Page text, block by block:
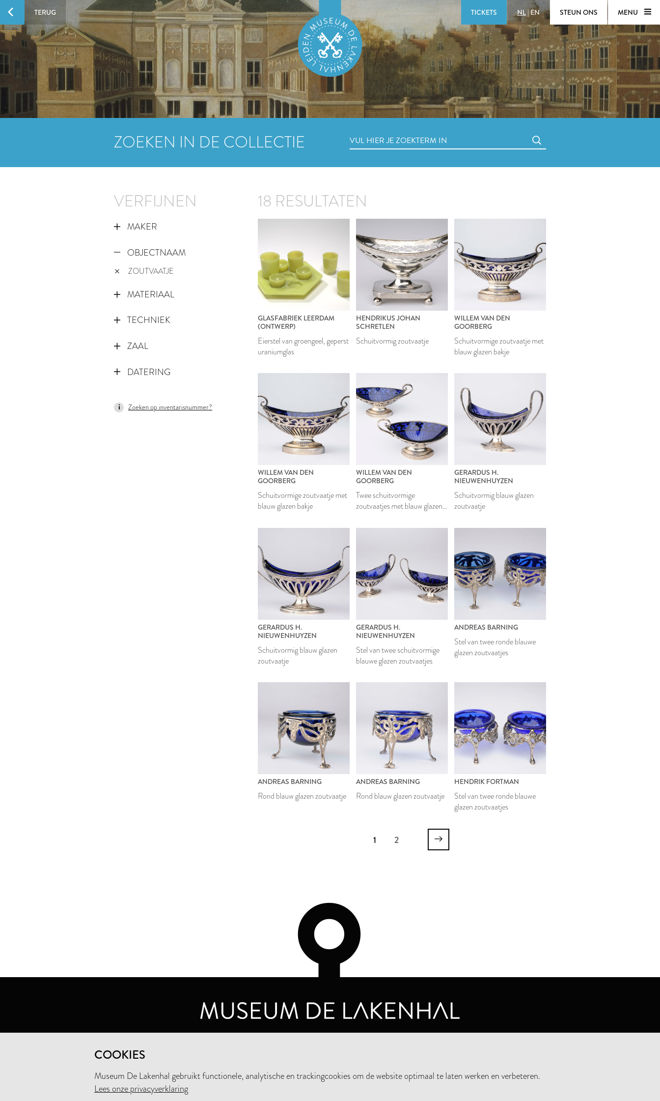
TERUG TICKETS NL| EN STEUN ONS MENU
ZOEKEN IN DE COLLECTIE
VERFIJNEN
MAKER
OBJECTNAAM
ZOUTVAATJE
MATERIAAL
TECHNIEK
ZAAL
DATERING
Zoeken op inventarisnummer?
18 RESULTATEN
GLASFABRIEK LEERDAM
(ONTWERP)
Eierstel van groengeel, geperst
uraniumglas
HENDRIKUS JOHAN
SCHRETLEN
Schuitvormig zoutvaatje
WILLEM VAN DEN
GOORBERG
Schuitvormige zoutvaatje met
blauw glazen bakje
WILLEM VAN DEN
GOORBERG
Schuitvormige zoutvaatje met
blauw glazen bakje
WILLEM VAN DEN
GOORBERG
Twee schuitvormige
zoutvaatjes met blauw glazen
GERARDUS H.
NIEUWENHUYZEN
Schuitvormig blauw glazen
zoutvaatje
GERARDUS H.
NIEUWENHUYZEN
Schuitvormig blauw glazen
zoutvaatje
GERARDUS H.
NIEUWENHUYZEN
Stel van twee schuitvormige
blauwe glazen zoutvaatjes
ANDREAS BARNING
Stel van twee ronde blauwe
glazen zoutvaatjes
ANDREAS BARNING
Rond blauw glazen zoutvaatje
ANDREAS BARNING
Rond blauw glazen zoutvaatje
HENDRIK FORTMAN
Stel van twee ronde blauwe
glazen zoutvaatjes
1 2
COOKIES
Museum De Lakenhal gebruikt functionele, analytische en trackingcookies om de website optimaal te laten werken en verbeteren.
Lees onze privacyverklaring
MUSEUM DE LAKENHAL
OUDE SINGEL 32
+31 (0)71 5165360